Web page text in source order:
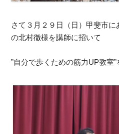
さて３月２９日（日）甲斐市
の北村徹様を講師に招いて
”自分で歩くための筋力UP教室”